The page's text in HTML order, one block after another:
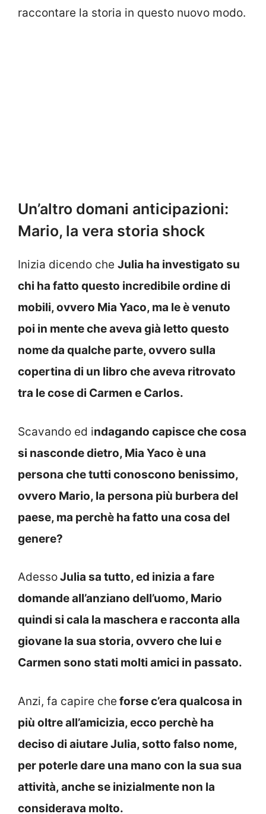
raccontare la storia in questo nuovo modo.
Un’altro domani anticipazioni:
Mario, la vera storia shock
Inizia dicendo che Julia ha investigato su
chi ha fatto questo incredibile ordine di
mobili, ovvero Mia Yaco, ma le è venuto
poi in mente che aveva già letto questo
nome da qualche parte, ovvero sulla
copertina di un libro che aveva ritrovato
tra le cose di Carmen e Carlos.
Scavando ed indagando capisce che cosa
si nasconde dietro, Mia Yaco è una
persona che tutti conoscono benissimo,
ovvero Mario, la persona più burbera del
paese, ma perchè ha fatto una cosa del
genere?
AdessoJulia sa tutto, ed inizia a fare
domande all’anziano dell’uomo, Mario
quindi si cala la maschera e racconta alla
giovane la sua storia, ovvero che lui e
Carmen sono stati molti amici in passato.
Anzi, fa capire che forse c’era qualcosa in
più oltre all’amicizia, ecco perchè ha
deciso di aiutare Julia, sotto falso nome,
per poterle dare una mano con la sua sua
attività, anche se inizialmente non la
considerava molto.